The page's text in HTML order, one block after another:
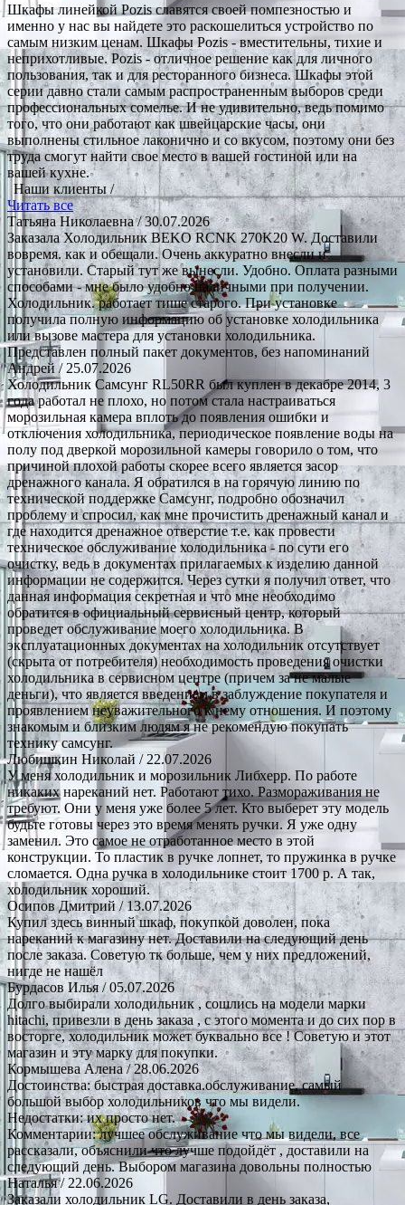
Шкафы линейкой Pozis славятся своей помпезностью и
именно у нас вы найдете это раскошелиться устройство по
самым низким ценам. Шкафы Pozis - вместительны, тихие и
неприхотливые. Pozis - отличное решение как для личного
пользования, так и для ресторанного бизнеса. Шкафы этой
серии давно стали самым распространенным выборов среди
профессиональных сомелье. И не удивительно, ведь помимо
того, что они работают как швейцарские часы, они
выполнены стильное лаконично и со вкусом, поэтому они без
труда смогут найти свое место в вашей гостиной или на
вашей кухне.
Наши клиенты /
Читать все
Татьяна Николаевна/ 30.07.2026
Заказала Холодильник BEKO RCNK 270K20 W. Доставили
вовремя. как и обещали. Очень аккуратно внесли и
установили. Старый тут же вынесли. Удобно. Оплата разными
способами - мне было удобно наличными при получении.
Холодильник. работает тише старого. При установке
получила полную информацию об установке холодильника
или вызове мастера для установки холодильника.
Представлен полный пакет документов, без напоминаний
Андрей / 25.07.2026
Холодильник Самсунг RL50RR был куплен в декабре 2014, 3
года работал не плохо, но потом стала настраиваться
морозильная камера вплоть до появления ошибки и
отключения холодильника, периодическое появление воды на
полу под дверкой морозильной камеры говорило о том, что
причиной плохой работы скорее всего является засор
дренажного канала. Я обратился в на горячую линию по
технической поддержке Самсунг, подробно обозначил
проблему и спросил, как мне прочистить дренажный канал и
где находится дренажное отверстие т.е. как провести
техническое обслуживание холодильника - по сути его
очистку, ведь в документах прилагаемых к изделию данной
информации не содержится. Через сутки я получил ответ, что
данная информация секретная и что мне необходимо
обратится в официальный сервисный центр, который
проведет обслуживание моего холодильника. В
эксплуатационных документах на холодильник отсутствует
(скрыта от потребителя) необходимость проведения очистки
холодильника в сервисном центре (причем за не малые
деньги), что является введением в заблуждение покупателя и
проявлением неуважительного к нему отношения. И поэтому
знакомым и близким людям я не рекомендую покупать
технику самсунг.
Любишкин Николай / 22.07.2026
У меня холодильник и морозильник Либхерр. По работе
никаких нареканий нет. Работают тихо. Размораживания не
требуют. Они у меня уже более 5 лет. Кто выберет эту модель
будьте готовы через это время менять ручки. Я уже одну
заменил. Это самое не отработанное место в этой
конструкции. То пластик в ручке лопнет, то пружинка в ручке
сломается. Одна ручка в холодильнике стоит 1700 р. А так,
холодильник хороший.
Осипов Дмитрий/ 13.07.2026
Купил здесь винный шкаф, покупкой доволен, пока
нареканий к магазину нет. Доставили на следующий день
после заказа. Советую тк больше, чем у них предложений,
нигде не нашёл
Бурдасов Илья/ 05.07.2026
Долго выбирали холодильник , сошлись на модели марки
hitachi, привезли в день заказа , с этого момента и до сих пор в
восторге, холодильник может буквально все ! Советую и этот
магазин и эту марку для покупки.
Кормышева Алена / 28.06.2026
Достоинства: быстрая доставка.обслуживание, самый
большой выбор холодильников что мы видели.
Недостатки: их просто нет.
Комментарии: лучшее обслуживание что мы видели, все
рассказали, объяснили что лучше подойдёт , доставили на
следующий день. Выбором магазина довольны полностью
Наталья/ 22.06.2026
Заказали холодильник LG. Доставили в день заказа,